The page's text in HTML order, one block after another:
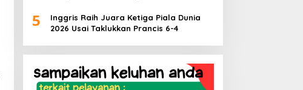
Muda
5
Inggris Raih Juara Ketiga Piala Dunia
2026 Usai Taklukkan Prancis 6-4